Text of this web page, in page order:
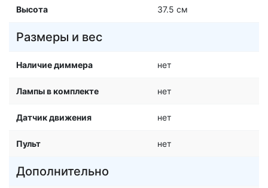
Высота 37.5 см
Размеры и вес
Наличие диммера нет
Лампы в комплекте нет
Датчик движения нет
Пульт нет
Дополнительно